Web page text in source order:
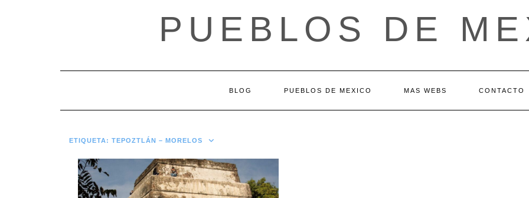
PUEBLOS DE
BLOG PUEBLOS DE MEXICO MAS WEBS CONTACTO
ETIQUETA: TEPOZTLÁN – MORELOS